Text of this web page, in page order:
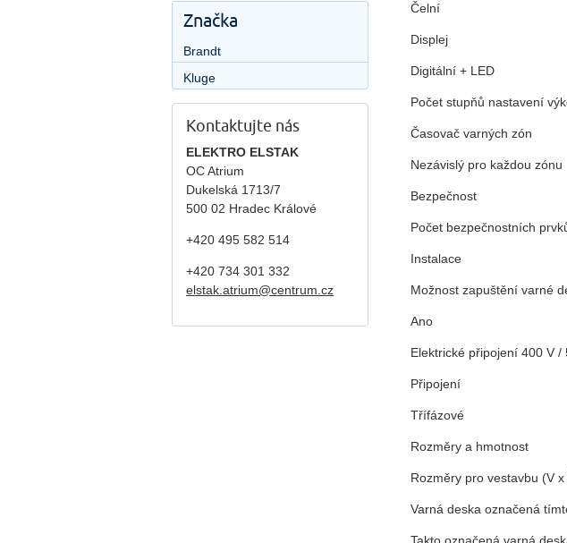
Čelní
Displej
Digitální + LED
Počet stupňů nastavení
Časovač varných zón
Nezávislý pro každou zónu
Bezpečnost
Počet bezpečnostních
Instalace
Možnost zapuštění varné
Ano
Elektrické připojení 400 V /
Připojení
Třífázové
Rozměry a hmotnost
Rozměry pro vestavbu (V
Varná deska označená
Značka
Brandt
Kluge
Kontaktujte nás
ELEKTRO ELSTAK
OC Atrium
Dukelská 1713/7
500 02 Hradec Králové
+420 495 582 514
+420 734 301 332
elstak.atrium@centrum.cz